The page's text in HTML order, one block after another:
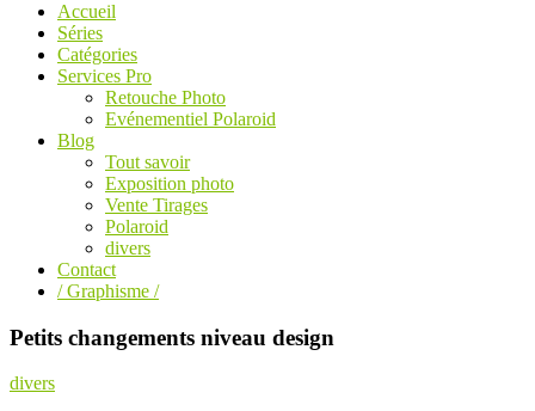
Accueil
Séries
Catégories
Services Pro
Retouche Photo
Evénementiel Polaroid
Blog
Tout savoir
Exposition photo
Vente Tirages
Polaroid
divers
Contact
/ Graphisme /
Petits changements niveau design
divers